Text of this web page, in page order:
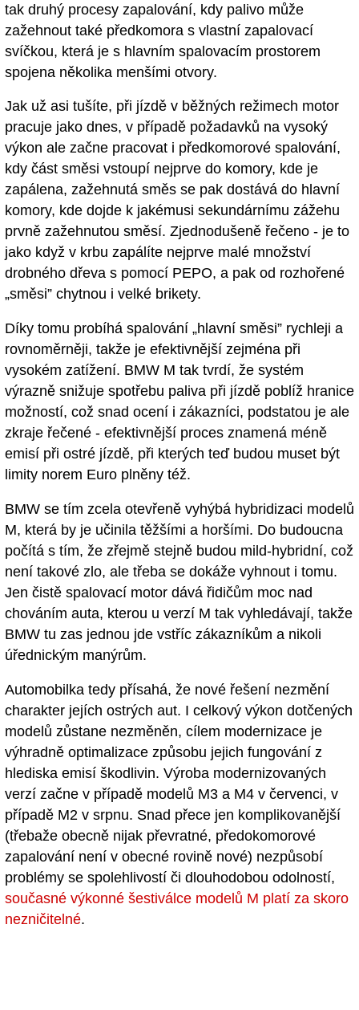
tak druhý procesy zapalování, kdy palivo může
zažehnout také předkomora s vlastní zapalovací
svíčkou, která je s hlavním spalovacím prostorem
spojena několika menšími otvory.
Jak už asi tušíte, při jízdě v běžných režimech motor
pracuje jako dnes, v případě požadavků na vysoký
výkon ale začne pracovat i předkomorové spalování,
kdy část směsi vstoupí nejprve do komory, kde je
zapálena, zažehnutá směs se pak dostává do hlavní
komory, kde dojde k jakémusi sekundárnímu zážehu
prvně zažehnutou směsí. Zjednodušeně řečeno - je to
jako když v krbu zapálíte nejprve malé množství
drobného dřeva s pomocí PEPO, a pak od rozhořené
„směsi” chytnou i velké brikety.
Díky tomu probíhá spalování „hlavní směsi” rychleji a
rovnoměrněji, takže je efektivnější zejména při
vysokém zatížení. BMW M tak tvrdí, že systém
výrazně snižuje spotřebu paliva při jízdě poblíž hranice
možností, což snad ocení i zákazníci, podstatou je ale
zkraje řečené - efektivnější proces znamená méně
emisí při ostré jízdě, při kterých teď budou muset být
limity norem Euro plněny též.
BMW se tím zcela otevřeně vyhýbá hybridizaci modelů
M, která by je učinila těžšími a horšími. Do budoucna
počítá s tím, že zřejmě stejně budou mild-hybridní, což
není takové zlo, ale třeba se dokáže vyhnout i tomu.
Jen čistě spalovací motor dává řidičům moc nad
chováním auta, kterou u verzí M tak vyhledávají, takže
BMW tu zas jednou jde vstříc zákazníkům a nikoli
úřednickým manýrům.
Automobilka tedy přísahá, že nové řešení nezmění
charakter jejích ostrých aut. I celkový výkon dotčených
modelů zůstane nezměněn, cílem modernizace je
výhradně optimalizace způsobu jejich fungování z
hlediska emisí škodlivin. Výroba modernizovaných
verzí začne v případě modelů M3 a M4 v červenci, v
případě M2 v srpnu. Snad přece jen komplikovanější
(třebaže obecně nijak převratné, předokomorové
zapalování není v obecné rovině nové) nezpůsobí
problémy se spolehlivostí či dlouhodobou odolností,
současné výkonné šestiválce modelů M platí za skoro
nezničitelné.